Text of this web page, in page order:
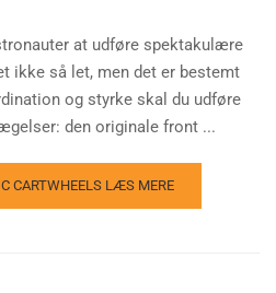
at udføre spektakulære
ikke så let, men det er bestemt
og styrke skal du udføre
den originale front ...
CARTWHEELS LÆS MERE